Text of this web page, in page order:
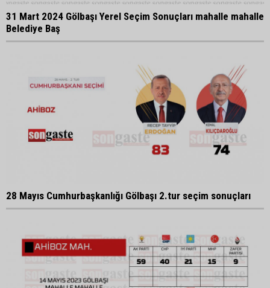
31 Mart 2024 Gölbaşı Yerel Seçim Sonuçları mahalle mahalle
Belediye Baş
28 Mayıs Cumhurbaşkanlığı Gölbaşı 2.tur seçim sonuçları